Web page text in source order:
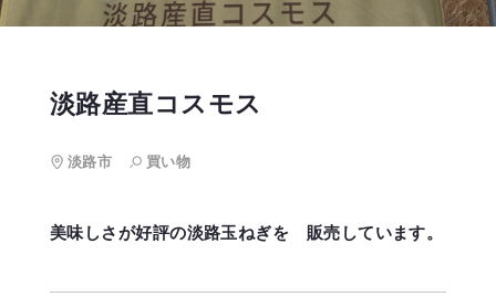
淡路産直コスモス
淡路市 買い物
美味しさが好評の淡路玉ねぎを 販売しています。